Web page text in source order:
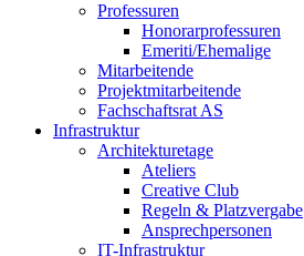
Professuren
Honorarprofessuren
Emeriti/Ehemalige
Mitarbeitende
Projektmitarbeitende
Fachschaftsrat AS
Infrastruktur
Architekturetage
Ateliers
Creative Club
Regeln & Platzvergabe
Ansprechpersonen
IT-Infrastruktur